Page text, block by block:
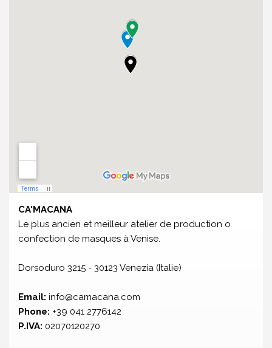
CA'MACANA
Le plus ancien et meilleur atelier de production o
confection de masques à Venise.
Dorsoduro 3215 - 30123 Venezia (Italie)
Email: info@camacana.com
Phone: +39 041 2776142
P.IVA: 02070120270